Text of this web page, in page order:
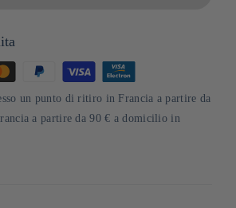
un punto di ritiro in Francia a partire da
a partire da 90 € a domicilio in